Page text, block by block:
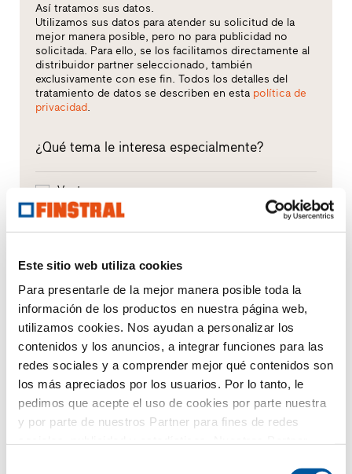
Este sitio web utiliza cookies
Para presentarle de la mejor manera posible toda la
información de los productos en nuestra página web,
utilizamos cookies. Nos ayudan a personalizar los
contenidos y los anuncios, a integrar funciones para las
redes sociales y a comprender mejor qué contenidos son
los más apreciados por los usuarios. Por lo tanto, le
pedimos que acepte el uso de cookies por parte nuestra
y por parte de nuestros Partner para fines de redes
Así tratamos sus datos.
Utilizamos sus datos para atender su solicitud de la
mejor manera posible, pero no para publicidad no
solicitada. Para ello, se los facilitamos directamente al
distribuidor partner seleccionado, también
exclusivamente con ese fin. Todos los detalles del
tratamiento de datos se describen en esta política de
privacidad.
¿Qué tema le interesa especialmente?
Ventanas
Acristalamientos
Renovación
Obra nueva
Su mensaje